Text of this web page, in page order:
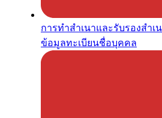
การทำสำเนาและรับรองสำเ
ข้อมูลทะเบียนชื่อบุคคล